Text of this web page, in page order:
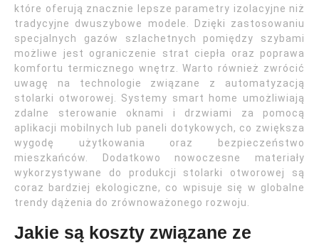
które oferują znacznie lepsze parametry izolacyjne niż
tradycyjne dwuszybowe modele. Dzięki zastosowaniu
specjalnych gazów szlachetnych pomiędzy szybami
możliwe jest ograniczenie strat ciepła oraz poprawa
komfortu termicznego wnętrz. Warto również zwrócić
uwagę na technologie związane z automatyzacją
stolarki otworowej. Systemy smart home umożliwiają
zdalne sterowanie oknami i drzwiami za pomocą
aplikacji mobilnych lub paneli dotykowych, co zwiększa
wygodę użytkowania oraz bezpieczeństwo
mieszkańców. Dodatkowo nowoczesne materiały
wykorzystywane do produkcji stolarki otworowej są
coraz bardziej ekologiczne, co wpisuje się w globalne
trendy dążenia do zrównoważonego rozwoju.
Jakie są koszty związane ze